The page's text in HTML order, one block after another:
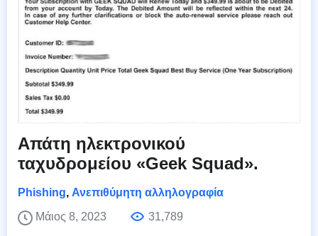
Απάτη ηλεκτρονικού
ταχυδρομείου «Geek Squad».
Phishing, Ανεπιθύμητη αλληλογραφία
Μάιος 8, 2023
31,789